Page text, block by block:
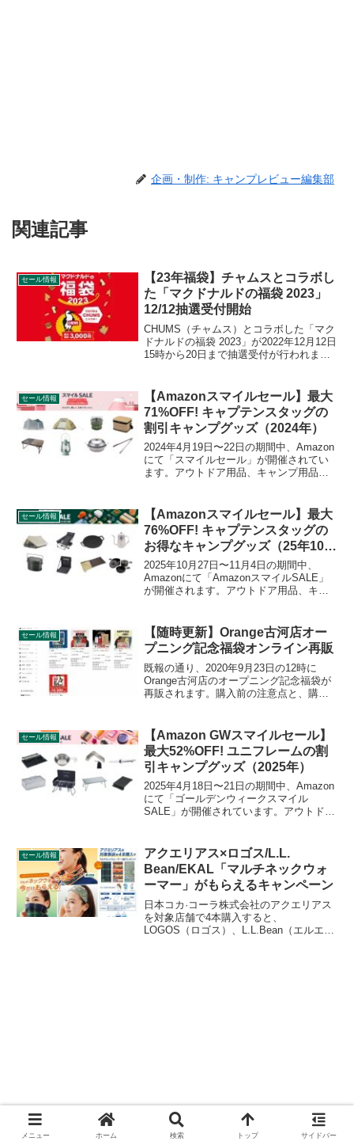
企画・制作: キャンプレビュー編集部
関連記事
セール情報
【23年福袋】チャムスとコラボし
た「マクドナルドの福袋 2023」
12/12抽選受付開始
CHUMS（チャムス）とコラボした「マク
ドナルドの福袋 2023」が2022年12月12日
15時から20日まで抽選受付が行われま
12月26日です。詳細をレビューします。
セール情報
【Amazonスマイルセール】最大
71%OFF! キャプテンスタッグの
割引キャンプグッズ（2024年）
2024年4月19日〜22日の期間中、Amazon
にて「スマイルセール」が開催されてい
ます。アウトドア用品、キャンプ用品も
グッズもお得に購入できます。詳細をレ
ビューします。
セール情報
【Amazonスマイルセール】最大
76%OFF! キャプテンスタッグの
お得なキャンプグッズ（25年10
月）
2025年10月27日〜11月4日の期間中、
Amazonにて「AmazonスマイルSALE」
が開催されます。アウトドア用品、キャ
のキャンプグッズもお得に購入できま
す。詳細をレビューします。
セール情報
【随時更新】Orange古河店オー
プニング記念福袋オンライン再販
既報の通り、2020年9月23日の12時に
Orange古河店のオープニング記念福袋が
再販されます。購入前の注意点と、購入
セール情報
【Amazon GWスマイルセール】
最大52%OFF! ユニフレームの割
引キャンプグッズ（2025年）
2025年4月18日〜21日の期間中、Amazon
にて「ゴールデンウィークスマイル
SALE」が開催されています。アウトドア
のキャンプグッズもお得に購入できま
す。詳細をレビューします。
セール情報
アクエリアス×ロゴス/L.L.
Bean/EKAL「マルチネックウォ
ーマー」がもらえるキャンペーン
日本コカ·コーラ株式会社のアクエリアス
を対象店舗で4本購入すると、
LOGOS（ロゴス）、L.L.Bean（エルエル
メニュー ホーム 検索 トップ サイドバー